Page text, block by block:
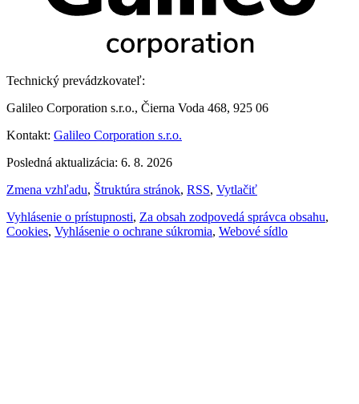
Technický prevádzkovateľ:
Galileo Corporation s.r.o., Čierna Voda 468, 925 06
Kontakt: Galileo Corporation s.r.o.
Posledná aktualizácia: 6. 8. 2026
Zmena vzhľadu, Štruktúra stránok, RSS, Vytlačiť
Vyhlásenie o prístupnosti, Za obsah zodpovedá správca obsahu,
Cookies, Vyhlásenie o ochrane súkromia, Webové sídlo